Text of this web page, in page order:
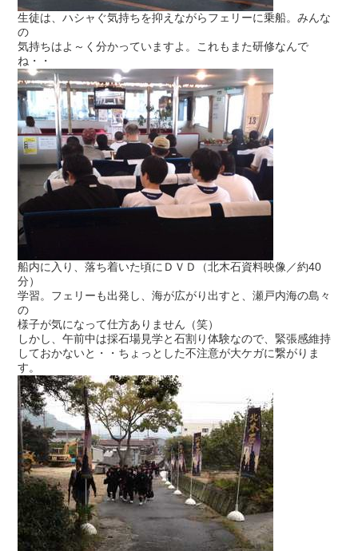
生徒は、ハシャぐ気持ちを抑えながらフェリーに乗船。みんな
の
気持ちはよ～く分かっていますよ。これもまた研修なんで
ね・・
船内に入り、落ち着いた頃にＤＶＤ（北木石資料映像／約40
分）
学習。フェリーも出発し、海が広がり出すと、瀬戸内海の島々
の
様子が気になって仕方ありません（笑）
しかし、午前中は採石場見学と石割り体験なので、緊張感維持
しておかないと・・ちょっとした不注意が大ケガに繋がりま
す。